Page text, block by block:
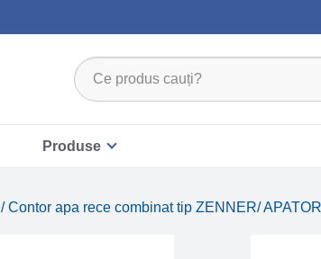
Produse
/ Contor apa rece combinat tip ZENNER/